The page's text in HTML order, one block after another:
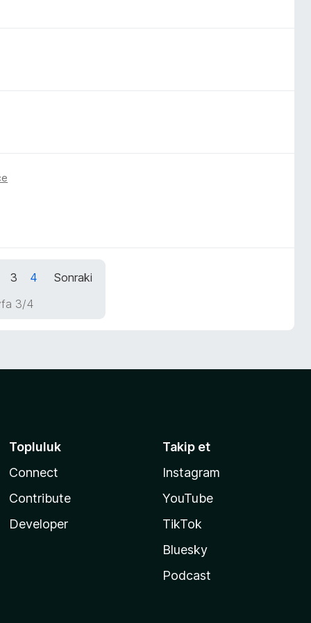
3 4
Sonraki
3/4
Topluluk
Connect
Contribute
Developer
Takip et
Instagram
YouTube
TikTok
Bluesky
Podcast